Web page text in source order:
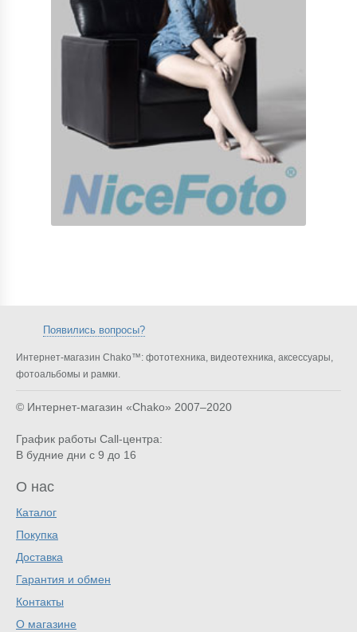
Появились вопросы?
Интернет-магазин Chako™: фототехника, видеотехника, аксессуары,
фотоальбомы и рамки.
© Интернет-магазин «Chako» 2007–2020
График работы Call-центра:
В будние дни с 9 до 16
О нас
Каталог
Покупка
Доставка
Гарантия и обмен
Контакты
О магазине